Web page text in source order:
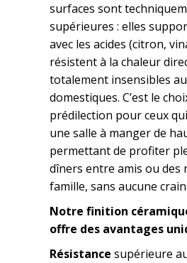
surfaces sont
supérieures : elles
avec les acides (citron,
résistent à la chaleur
totalement insensibles
domestiques. C’est le
prédilection pour ceux
une salle à manger de
permettant de profiter
dîners entre amis ou des
famille, sans aucune
Notre finition
offre des avantages
Résistance supérieure